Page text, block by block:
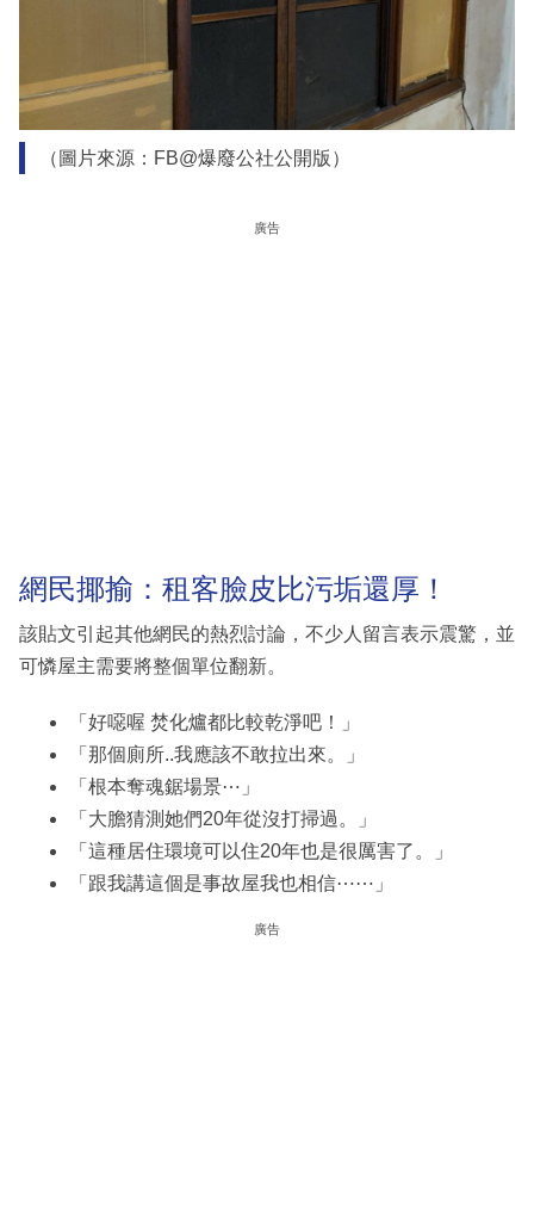
（圖片來源：FB@爆廢公社公開版）
廣告
網民揶揄：租客臉皮比污垢還厚！
該貼文引起其他網民的熱烈討論，不少人留言表示震驚，並
可憐屋主需要將整個單位翻新。
「好噁喔 焚化爐都比較乾淨吧！」
「那個廁所..我應該不敢拉出來。」
「根本奪魂鋸場景⋯」
「大膽猜測她們20年從沒打掃過。」
「這種居住環境可以住20年也是很厲害了。」
「跟我講這個是事故屋我也相信⋯⋯」
廣告